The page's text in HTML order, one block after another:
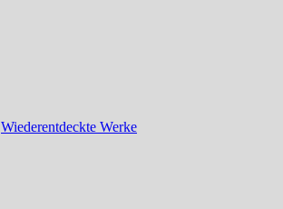
Wiederentdeckte Werke